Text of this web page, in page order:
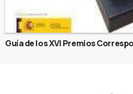
Guía de los XVI Premios